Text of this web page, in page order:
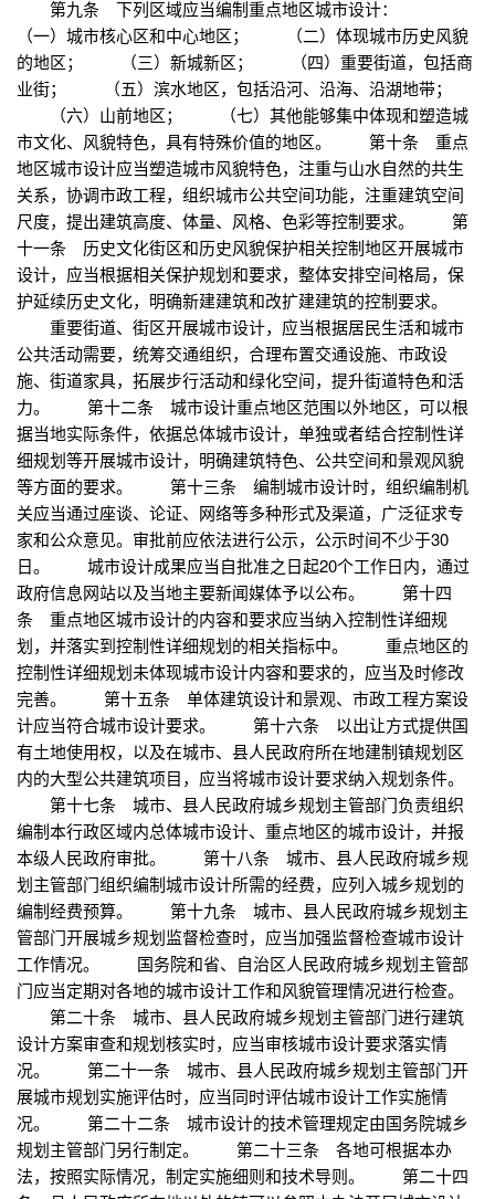
第九条 下列区域应当编制重点地区城市设计：
（一）城市核心区和中心地区； （二）体现城市历史风貌
的地区； （三）新城新区； （四）重要街道，包括商
业街； （五）滨水地区，包括沿河、沿海、沿湖地带；
（六）山前地区； （七）其他能够集中体现和塑造城
市文化、风貌特色，具有特殊价值的地区。 第十条 重点
地区城市设计应当塑造城市风貌特色，注重与山水自然的共生
关系，协调市政工程，组织城市公共空间功能，注重建筑空间
尺度，提出建筑高度、体量、风格、色彩等控制要求。 第
十一条 历史文化街区和历史风貌保护相关控制地区开展城市
设计，应当根据相关保护规划和要求，整体安排空间格局，保
护延续历史文化，明确新建建筑和改扩建建筑的控制要求。
重要街道、街区开展城市设计，应当根据居民生活和城市
公共活动需要，统筹交通组织，合理布置交通设施、市政设
施、街道家具，拓展步行活动和绿化空间，提升街道特色和活
力。 第十二条 城市设计重点地区范围以外地区，可以根
据当地实际条件，依据总体城市设计，单独或者结合控制性详
细规划等开展城市设计，明确建筑特色、公共空间和景观风貌
等方面的要求。 第十三条 编制城市设计时，组织编制机
关应当通过座谈、论证、网络等多种形式及渠道，广泛征求专
家和公众意见。审批前应依法进行公示，公示时间不少于30
日。 城市设计成果应当自批准之日起20个工作日内，通过
政府信息网站以及当地主要新闻媒体予以公布。 第十四
条 重点地区城市设计的内容和要求应当纳入控制性详细规
划，并落实到控制性详细规划的相关指标中。 重点地区的
控制性详细规划未体现城市设计内容和要求的，应当及时修改
完善。 第十五条 单体建筑设计和景观、市政工程方案设
计应当符合城市设计要求。 第十六条 以出让方式提供国
有土地使用权，以及在城市、县人民政府所在地建制镇规划区
内的大型公共建筑项目，应当将城市设计要求纳入规划条件。
第十七条 城市、县人民政府城乡规划主管部门负责组织
编制本行政区域内总体城市设计、重点地区的城市设计，并报
本级人民政府审批。 第十八条 城市、县人民政府城乡规
划主管部门组织编制城市设计所需的经费，应列入城乡规划的
编制经费预算。 第十九条 城市、县人民政府城乡规划主
管部门开展城乡规划监督检查时，应当加强监督检查城市设计
工作情况。 国务院和省、自治区人民政府城乡规划主管部
门应当定期对各地的城市设计工作和风貌管理情况进行检查。
第二十条 城市、县人民政府城乡规划主管部门进行建筑
设计方案审查和规划核实时，应当审核城市设计要求落实情
况。 第二十一条 城市、县人民政府城乡规划主管部门开
展城市规划实施评估时，应当同时评估城市设计工作实施情
况。 第二十二条 城市设计的技术管理规定由国务院城乡
规划主管部门另行制定。 第二十三条 各地可根据本办
法，按照实际情况，制定实施细则和技术导则。 第二十四